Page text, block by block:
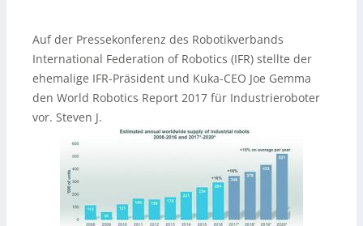
Auf der Pressekonferenz des Robotikverbands
International Federation of Robotics (IFR) stellte der
ehemalige IFR-Präsident und Kuka-CEO Joe Gemma
den World Robotics Report 2017 für Industrieroboter
vor. Steven J.